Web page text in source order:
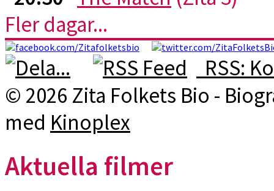
Fler dagar...
RSS:
© 2026 Zita Folkets Bio -
med Kinoplex
Aktuella filmer